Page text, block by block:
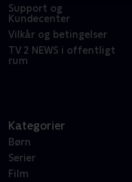
Support og
Kundecenter
Vilkår og betingelser
TV 2 NEWS i offentligt
rum
Kategorier
Børn
Serier
Film